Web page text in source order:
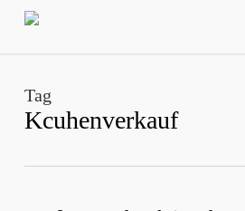
Skip
Tag
Kcuhenverkauf